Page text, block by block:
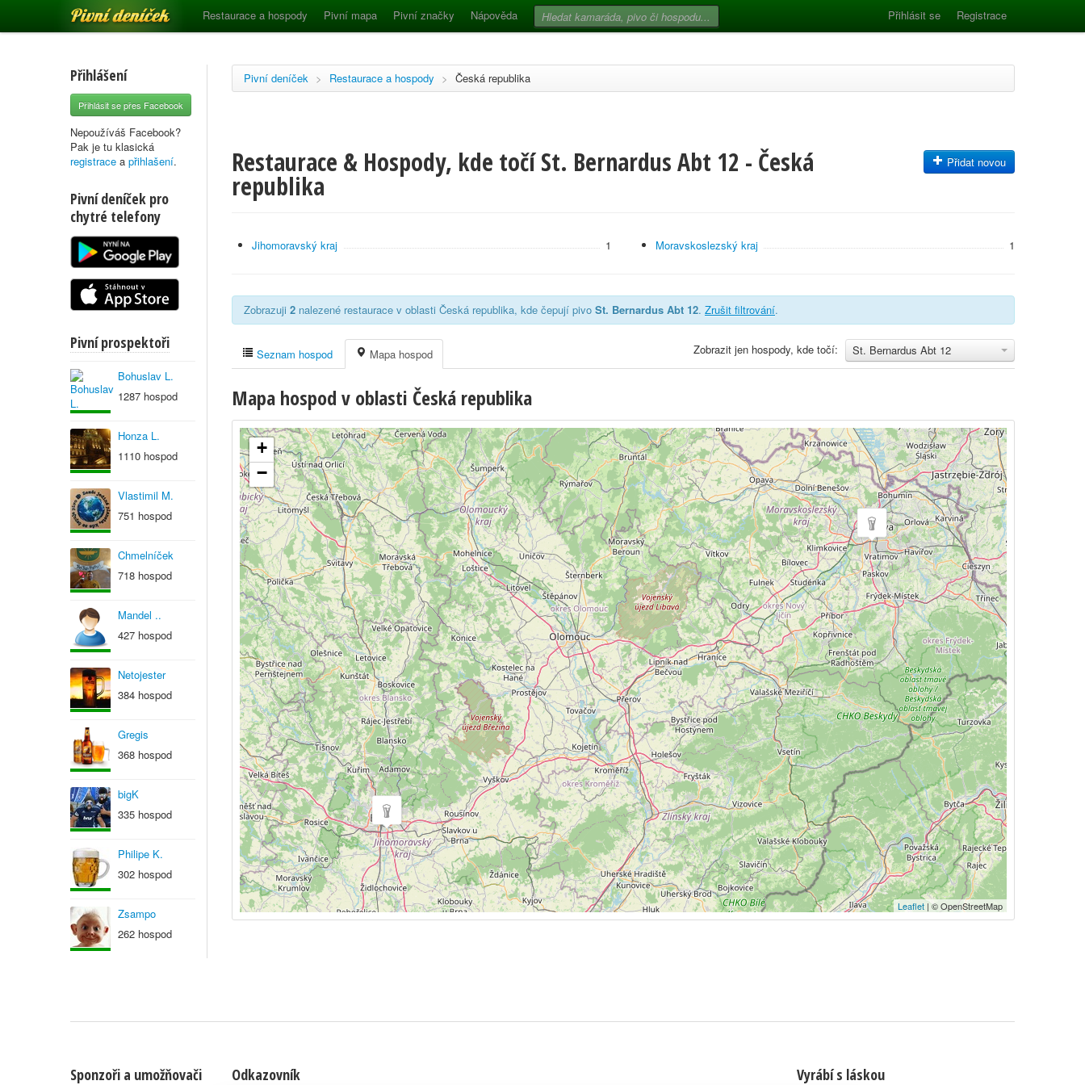
Pivní deníček Restaurace a hospody Pivní mapa Pivní značky Nápověda Přihlásit se Registrace
Přihlášení
Přihlásit se přes Facebook
Nepoužíváš Facebook?
Pak je tu klasická
registrace a přihlašení.
Pivní deníček pro
chytré telefony
Pivní prospektoři
Bohuslav L.
1287 hospod
Honza L.
1110 hospod
Vlastimil M.
751 hospod
Chmelníček
718 hospod
Mandel ..
427 hospod
Netojester
384 hospod
Gregis
368 hospod
bigK
335 hospod
Philipe K.
302 hospod
Zsampo
262 hospod
Pivní deníček > Restaurace a hospody > Česká republika
Restaurace & Hospody, kde točí St. Bernardus Abt 12 - Česká
republika
Přidat novou
Jihomoravský kraj 1 Moravskoslezský kraj 1
Zobrazuji 2 nalezené restaurace v oblasti Česká republika, kde čepují pivo St. Bernardus Abt 12. Zrušit filtrování.
St. Bernardus Abt 12
Zobrazit jen hospody, kde točí:
Seznam hospod Mapa hospod
Mapa hospod v oblasti Česká republika
+
−
Leaflet | © OpenStreetMap
Sponzoři a umožňovači Odkazovník Vyrábí s láskou